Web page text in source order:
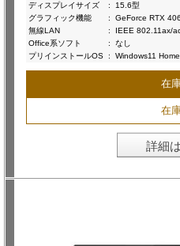
ディスプレイサイズ
:
15.6型
グラフィック機能
:
GeForce RTX
無線LAN
:
IEEE 802.11ax/
Office系ソフト
:
なし
プリインストールOS : Windows11 Home
在
在
詳細